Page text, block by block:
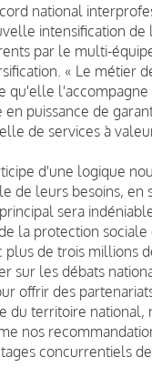
national
intensification
par le multi-
« Le
qu'elle
puissance de
de services à
d'une logique
de leurs besoins, en
sera
la protection
de trois millions
sur les débats
offrir des
du territoire
nos
concurrentiels